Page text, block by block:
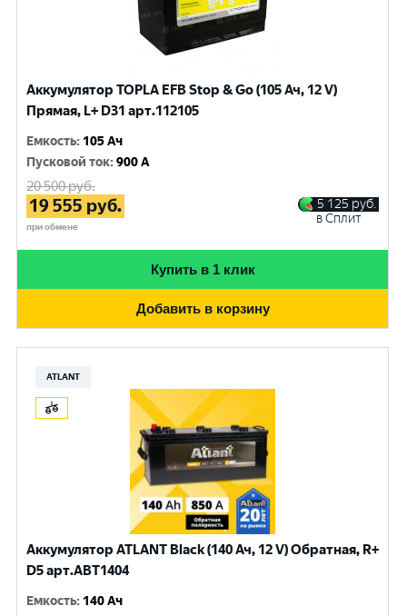
Аккумулятор TOPLA EFB Stop & Go (105 Ач, 12 V)
Прямая, L+ D31 арт.112105
Емкость: 105 Ач
Пусковой ток:900 A
20 500руб.
19 555 руб.
при обмене
5 125 руб.
в Сплит
Купить в 1 клик
Добавить в корзину
ATLANT
Аккумулятор ATLANT Black (140 Ач, 12 V) Обратная, R+
D5 арт.ABT1404
Емкость: 140 Ач